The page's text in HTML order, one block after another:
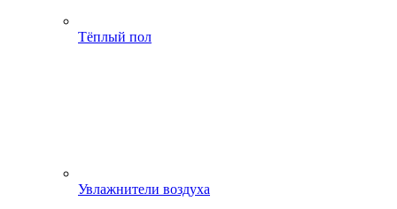
Тёплый пол
Увлажнители воздуха